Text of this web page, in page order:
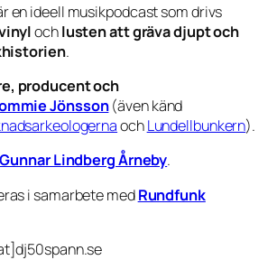
en ideell musikpodcast som drivs
ochlusten att gräva djupt och
.
producent och
Jönsson(även känd
ochLundellbunkern).
Gunnar Lindberg Årneby.
i samarbete medRundfunk